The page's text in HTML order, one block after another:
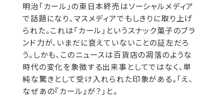
明治「カール」の東日本終売はソーシャルメディア
で話題になり、マスメディアでもしきりに取り上げ
られた。これは「カール」というスナック菓子のブラ
ンド力が、いまだに衰えていないことの証左だろ
う。しかも、このニュースは百貨店の凋落のような
時代の変化を象徴する出来事としてではなく、単
純な驚きとして受け入れられた印象がある。「え、
なぜあの『カール』が？」と。